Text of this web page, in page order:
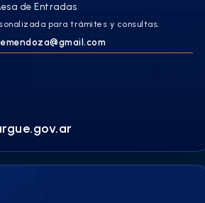
de Entradas
para trámites y consultas.